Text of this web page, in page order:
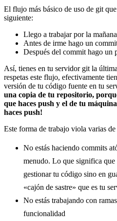
El flujo más básico de uso de git
siguiente:
Llego a trabajar por la
Antes de irme hago un
Después del commit hago un
Así, tienes en tu servidor git la
respetas este flujo, efectivamente
versión de tu código fuente en tu
una copia de tu repositorio,
que haces push y el de tu
haces push!
Este forma de trabajo viola varias
No estás haciendo commits
menudo. Lo que significa que
gestionar tu código sino en
«cajón de sastre» que es tu
No estás trabajando con
funcionalidad